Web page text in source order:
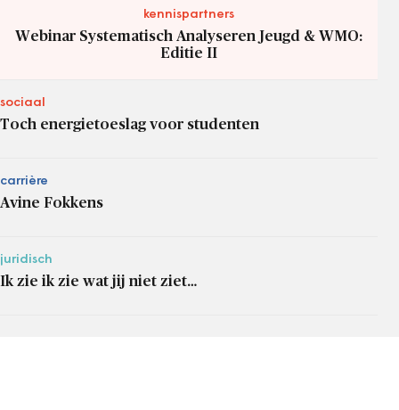
kennispartners
Webinar Systematisch Analyseren Jeugd & WMO:
Editie II
sociaal
Toch energietoeslag voor studenten
carrière
Avine Fokkens
juridisch
Ik zie ik zie wat jij niet ziet…